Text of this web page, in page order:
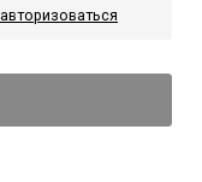
авторизоваться